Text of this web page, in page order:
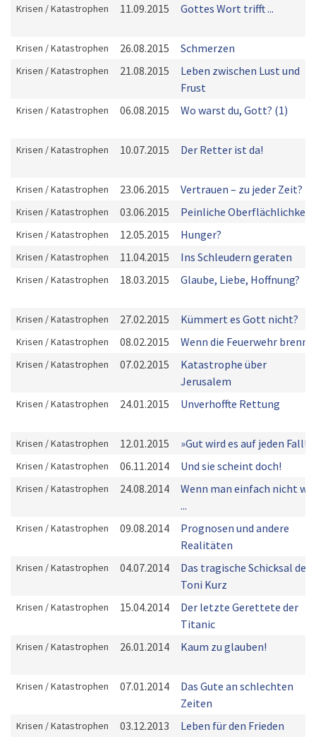
Krisen / Katastrophen 11.09.2015 Gottes Wort trifft ...
Krisen / Katastrophen 26.08.2015 Schmerzen
Krisen / Katastrophen 21.08.2015
Leben zwischen Lust und
Frust
Krisen / Katastrophen 06.08.2015 Wo warst du, Gott? (1)
Krisen / Katastrophen 10.07.2015 Der Retter ist da!
Krisen / Katastrophen 23.06.2015 Vertrauen – zu jeder Zeit?
Krisen / Katastrophen 03.06.2015 Peinliche Oberflächlichkeit
Krisen / Katastrophen 12.05.2015 Hunger?
Krisen / Katastrophen 11.04.2015 Ins Schleudern geraten
Krisen / Katastrophen 18.03.2015 Glaube, Liebe, Hoffnung?
Krisen / Katastrophen 27.02.2015 Kümmert es Gott nicht?
Krisen / Katastrophen 08.02.2015 Wenn die Feuerwehr brennt
Krisen / Katastrophen 07.02.2015
Katastrophe über
Jerusalem
Krisen / Katastrophen 24.01.2015 Unverhoffte Rettung
Krisen / Katastrophen 12.01.2015 »Gut wird es auf jeden Fall!«
Krisen / Katastrophen 06.11.2014 Und sie scheint doch!
Krisen / Katastrophen 24.08.2014
Wenn man einfach nicht
...
Krisen / Katastrophen 09.08.2014
Prognosen und andere
Realitäten
Krisen / Katastrophen 04.07.2014
Das tragische Schicksal des
Toni Kurz
Krisen / Katastrophen 15.04.2014
Der letzte Gerettete der
Titanic
Krisen / Katastrophen 26.01.2014 Kaum zu glauben!
Krisen / Katastrophen 07.01.2014
Das Gute an schlechten
Zeiten
Krisen / Katastrophen 03.12.2013 Leben für den Frieden